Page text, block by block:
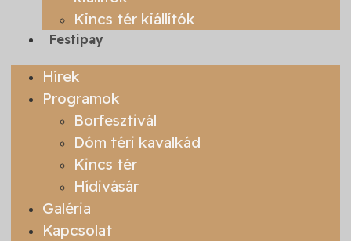
Kincs tér kiállítók
Festipay
Hírek
Programok
Borfesztivál
Dóm téri kavalkád
Kincs tér
Hídivásár
Galéria
Kapcsolat